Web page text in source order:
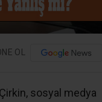
OL
sosyal medya